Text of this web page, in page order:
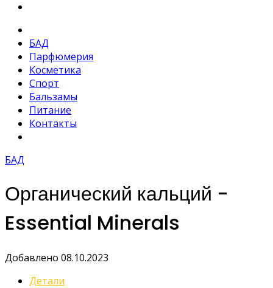
БАД
Парфюмерия
Косметика
Спорт
Бальзамы
Питание
Контакты
БАД
Органический кальций -
Essential Minerals
Добавлено 08.10.2023
Детали